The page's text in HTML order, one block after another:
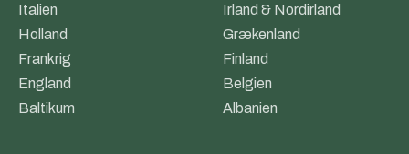
Italien
Irland & Nordirland
Holland
Grækenland
Frankrig
Finland
England
Belgien
Baltikum
Albanien